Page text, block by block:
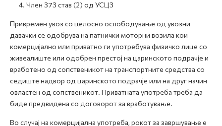
4. Член 373 став (2) од УСЦЗ
Привремен увоз со целосно ослободување од увозни
давачки се одобрува на патнички моторни возила кои
комерцијално или приватно ги употребува физичко лице со
живеалиште или одобрен престој на царинското подрачје и
вработено од сопственикот на транспортните средства со
седиште надвор од царинското подрачје или на друг начин
овластен од сопственикот. Приватната употреба треба да
биде предвидена со договорот за вработување.
Во случај на комерцијална употреба, рокот за завршување е